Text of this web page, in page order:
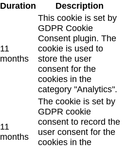
Duration Description
11
months
This cookie is set by
GDPR Cookie
Consent plugin. The
cookie is used to
store the user
consent for the
cookies in the
category "Analytics".
11
months
The cookie is set by
GDPR cookie
consent to record the
user consent for the
cookies in the